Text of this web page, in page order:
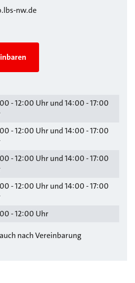
nw.de
- 12:00 Uhr und 14:00 - 17:00
- 12:00 Uhr und 14:00 - 17:00
- 12:00 Uhr und 14:00 - 17:00
- 12:00 Uhr und 14:00 - 17:00
- 12:00 Uhr
nach Vereinbarung